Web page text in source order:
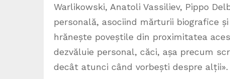
Warlikowski, Anatoli Vassiliev, Pippo
personală, asociind mărturii biografice
hrănește poveștile din proximitatea
dezvăluie personal, căci, așa precum
decât atunci când vorbești despre alții».